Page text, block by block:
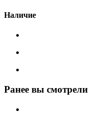
Наличие
Ранее вы смотрели